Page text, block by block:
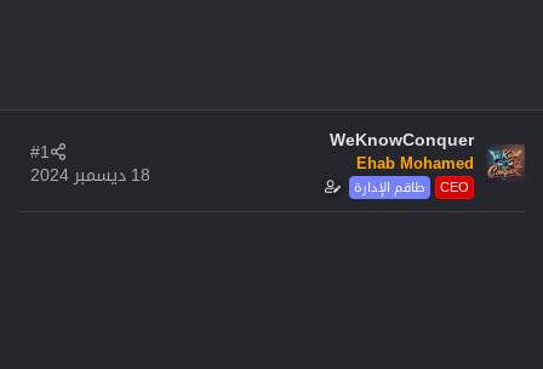
WeKnowConquer
Ehab Mohamed
طاقم الإدارة CEO
18 ديسمبر 2024
#1